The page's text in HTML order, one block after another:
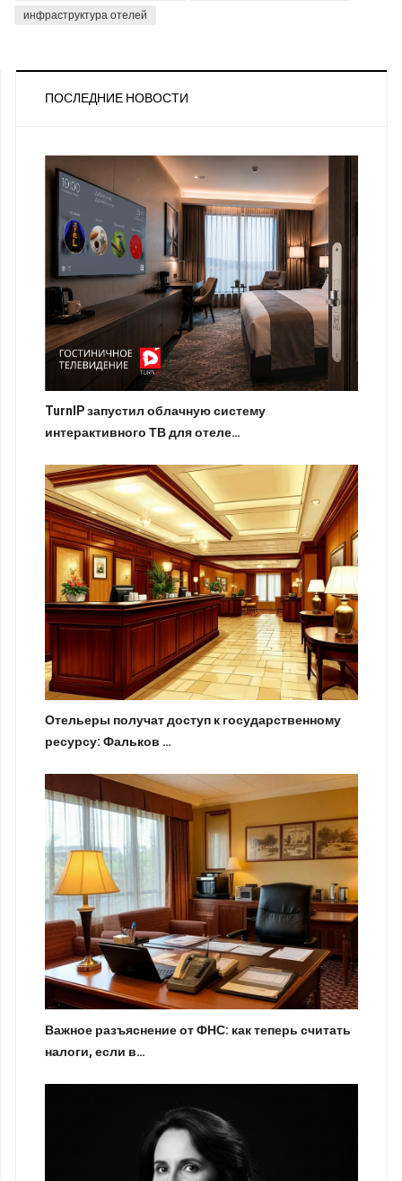
инфраструктура отелей
ПОСЛЕДНИЕ НОВОСТИ
TurnIP запустил облачную систему
интерактивного ТВ для отеле…
Отельеры получат доступ к государственному
ресурсу: Фальков …
Важное разъяснение от ФНС: как теперь считать
налоги, если в…